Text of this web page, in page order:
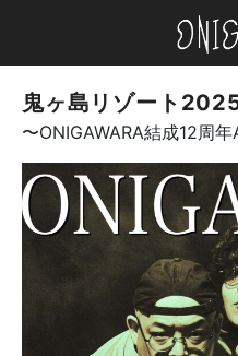
鬼ヶ島リゾート
〜ONIGAWARA結成12周